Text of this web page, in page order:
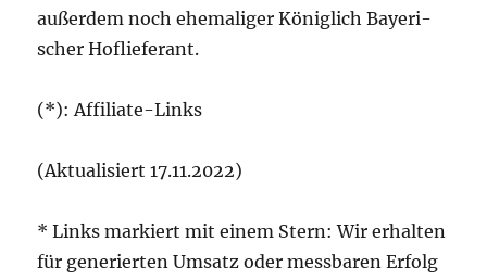
außer­dem noch ehe­ma­li­ger König­lich Baye­ri­
scher Hoflieferant.
(*): Affi­lia­te-Links
(Aktua­li­siert 17.11.2022)
* Links mar­kiert mit einem Stern: Wir erhal­ten
für gene­rier­ten Umsatz oder mess­ba­ren Erfolg